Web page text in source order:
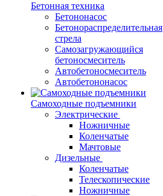
Бетонная техника
Бетононасос
Бетонораспределительная
стрела
Самозагружающийся
бетоносмеситель
Автобетоносмеситель
Автобетононасос
Самоходные подъемники
Электрические
Ножничные
Коленчатые
Мачтовые
Дизельные
Коленчатые
Телескопические
Ножничные